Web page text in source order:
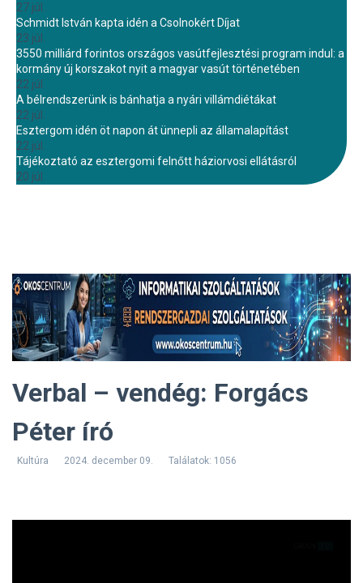
27 júl.
Schmidt István kapta idén a Csolnokért Díjat
23 júl.
3550 milliárd forintos országos vasútfejlesztési program indul: a
kormány új korszakot nyit a magyar vasút történetében
22 júl.
A bélrendszerünk is bánhatja a nyári villámdiétákat
22 júl.
Esztergom idén öt napon át ünnepli az államalapítást
22 júl.
Tájékoztató az esztergomi felnőtt háziorvosi ellátásról
20 júl.
Verbal – vendég: Forgács
Péter író
Kultúra 2024. december 09. Találatok: 1056